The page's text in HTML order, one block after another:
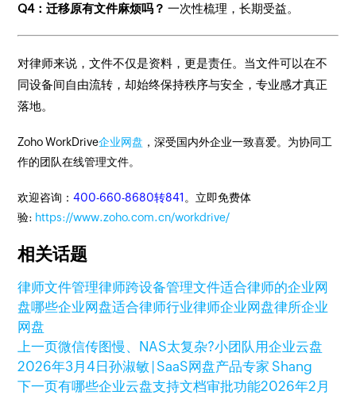
Q4：迁移原有文件麻烦吗？一次性梳理，长期受益。
对律师来说，文件不仅是资料，更是责任。当文件可以在不
同设备间自由流转，却始终保持秩序与安全，专业感才真正
落地。
Zoho WorkDrive企业网盘 ，深受国内外企业一致喜爱。为协同工
作的团队在线管理文件。
欢迎咨询：400-660-8680转841 。立即免费体
验: https://www.zoho.com.cn/workdrive/
相关话题
律师文件管理律师跨设备管理文件适合律师的企业网
盘哪些企业网盘适合律师行业律师企业网盘律所企业
网盘
上一页微信传图慢、NAS太复杂?小团队用企业云盘
2026年3月4日孙淑敏 | SaaS网盘产品专家 Shang
下一页有哪些企业云盘支持文档审批功能2026年2月